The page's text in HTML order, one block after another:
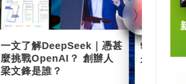
一文了解DeepSeek｜憑甚
麼挑戰OpenAI？ 創辦人
梁文鋒是誰？
90後王興
是機械人